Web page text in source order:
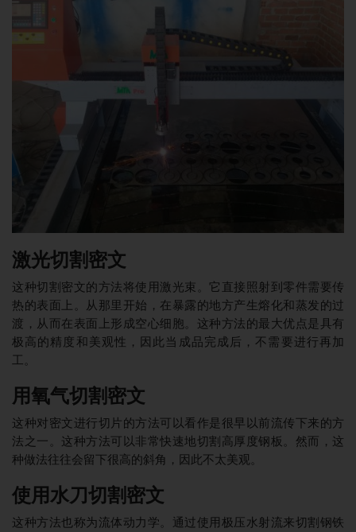
激光切割密文
这种切割密文的方法将使用激光束。它直接照射到零件需要传
热的表面上。从那里开始，在暴露的地方产生熔化和蒸发的过
渡，从而在表面上形成空心细胞。这种方法的最大优点是具有
极高的精度和美观性，因此当成品完成后，不需要进行再加
工。
用氧气切割密文
这种对密文进行切片的方法可以看作是很早以前流传下来的方
法之一。这种方法可以非常快速地切割高厚度钢板。然而，这
种做法往往会留下很高的斜角，因此不太美观。
使用水刀切割密文
这种方法也称为流体动力学。通过使用极压水射流来切割钢铁